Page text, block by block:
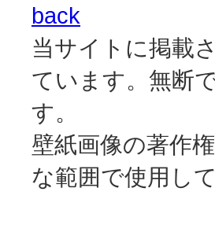
back
当サイトに掲載
ています。無断
す。
壁紙画像の著作
な範囲で使用し